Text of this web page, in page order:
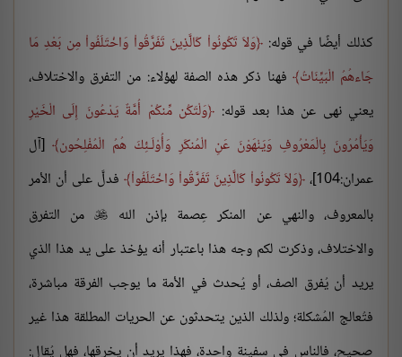
كذلك أيضًا في قوله: وَلاَ تَكُونُواْ كَالَّذِينَ تَفَرَّقُواْ وَاخْتَلَفُواْ مِن بَعْدِ مَا
جَاءهُمُ الْبَيِّنَاتُ فهنا ذكر هذه الصفة لهؤلاء: من التفرق والاختلاف،
يعني نهى عن هذا بعد قوله:
وَلْتَكُن مِّنكُمْ أُمَّةٌ يَدْعُونَ إِلَى الْخَيْرِ
وَيَأْمُرُونَ بِالْمَعْرُوفِ وَيَنْهَوْنَ عَنِ الْمُنكَرِ وَأُوْلَـئِكَ هُمُ الْمُفْلِحُون [آل
عمران:104]،
وَلاَ تَكُونُواْ كَالَّذِينَ تَفَرَّقُواْ وَاخْتَلَفُواْ فدلَّ على أن الأمر
بالمعروف، والنهي عن المنكر عِصمة بإذن الله
من التفرق
والاختلاف، وذكرت لكم وجه هذا باعتبار أنه يؤخذ على يد هذا الذي
يريد أن يُفرق الصف، أو يُحدث في الأمة ما يوجب الفرقة مباشرة،
فتُعالج المُشكلة؛ ولذلك الذين يتحدثون عن الحريات المطلقة هذا غير
صحيح، فالناس في سفينة واحدة، فهذا يريد أن يخرقها، فهل يُقال: